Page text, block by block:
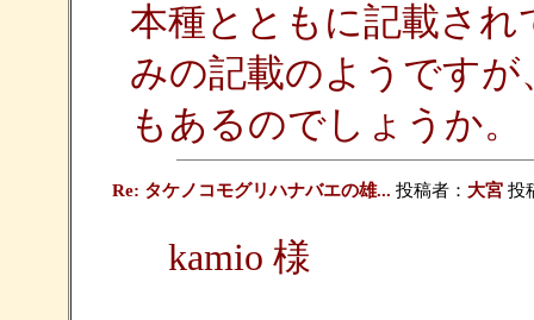
本種とともに記載され
みの記載のようです
もあるのでしょうか。
Re: タケノコモグリハナバエの雄... 投稿者： 大宮 投
kamio 様